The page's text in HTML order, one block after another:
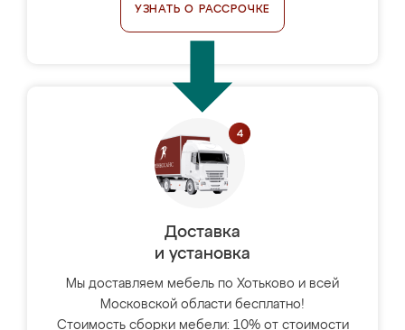
УЗНАТЬ О РАССРОЧКЕ
Доставка
и установка
Мы доставляем мебель по Хотьково и всей
Московской области бесплатно!
Стоимость сборки мебели: 10% от стоимости